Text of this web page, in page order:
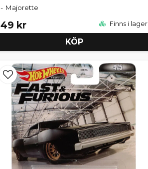
- Majorette
49 kr Finns i lager
KÖP